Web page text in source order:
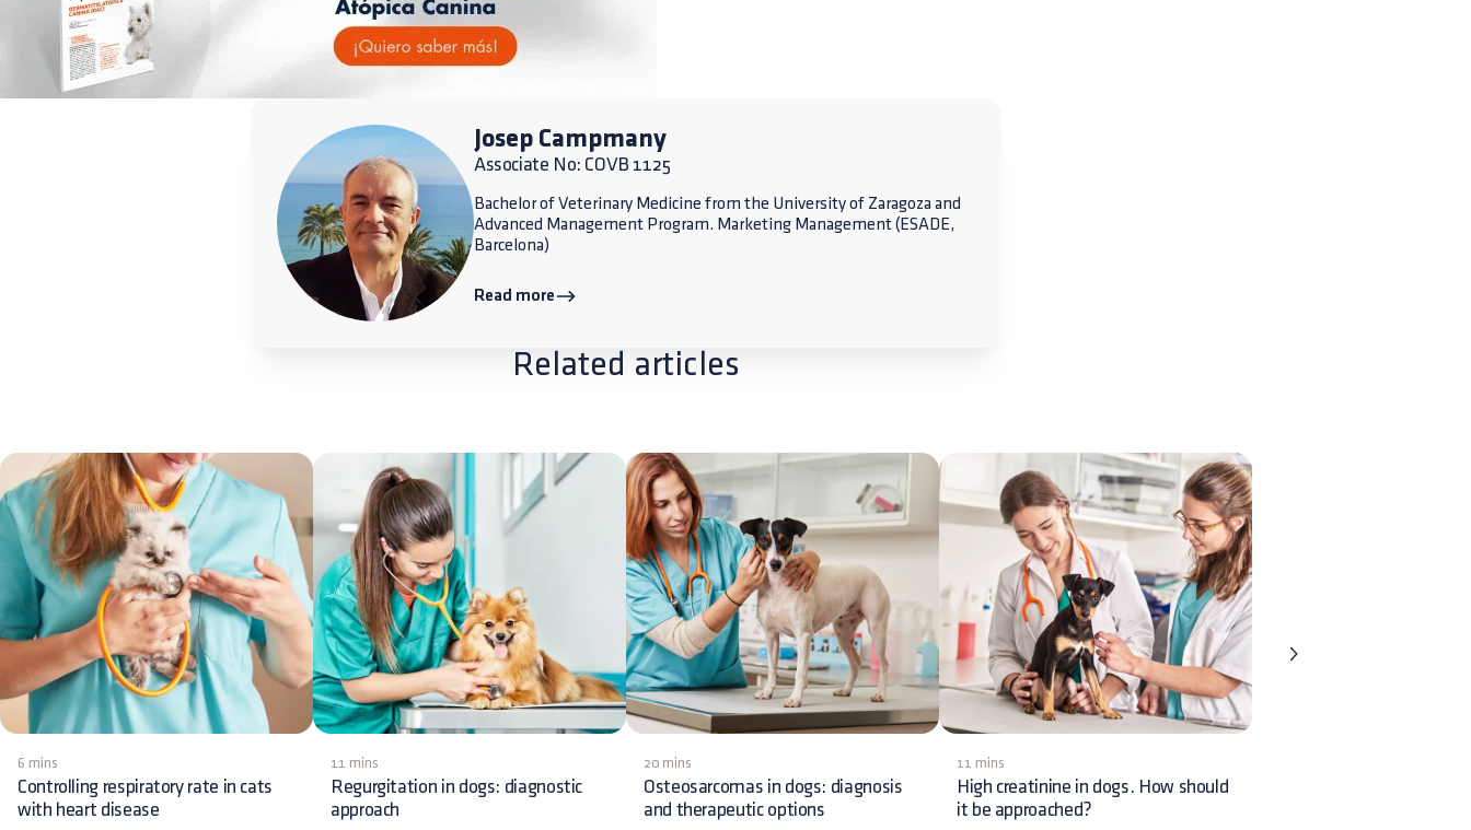
Josep Campmany
Associate No: COVB 1125
Bachelor of Veterinary Medicine from the University of Zaragoza and
Advanced Management Program. Marketing Management (ESADE,
Barcelona)
Read more
Related articles
6 mins
Controlling respiratory rate in cats
with heart disease
11 mins
Regurgitation in dogs: diagnostic
approach
20 mins
Osteosarcomas in dogs: diagnosis
and therapeutic options
11 mins
High creatinine in dogs. How should
it be approached?